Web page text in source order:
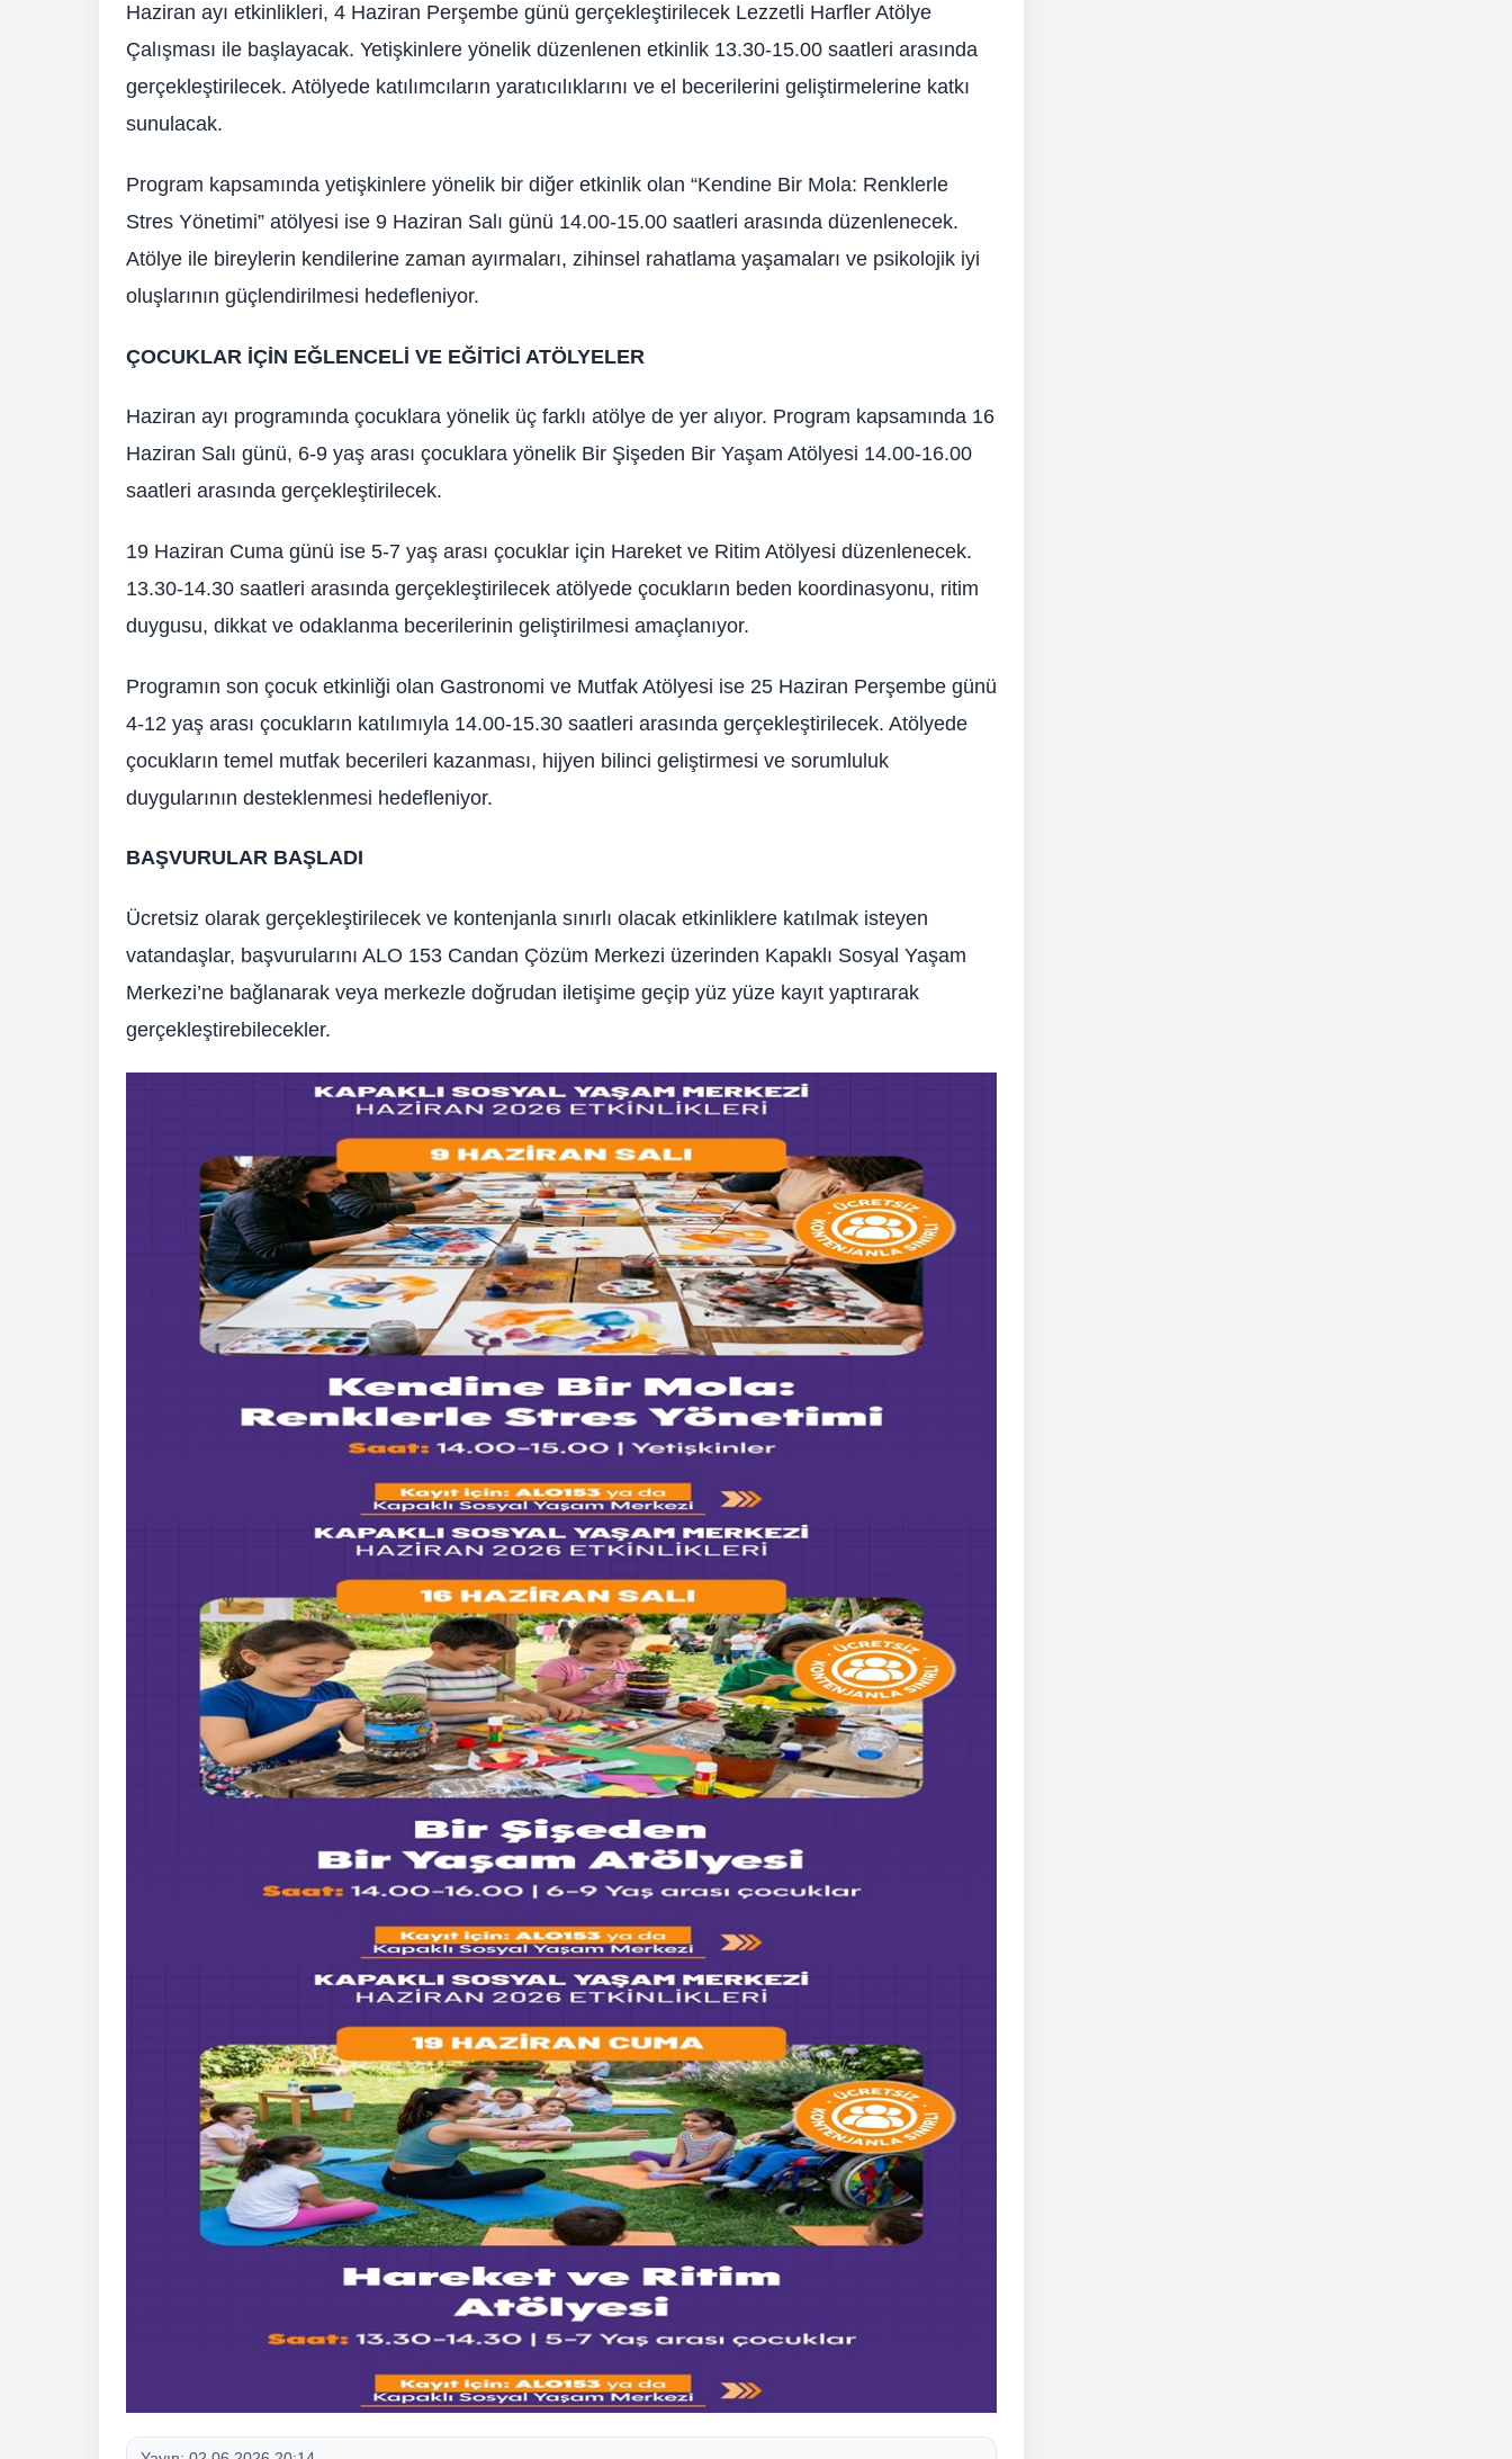
Haziran ayı etkinlikleri, 4 Haziran Perşembe günü gerçekleştirilecek Lezzetli Harfler Atölye
Çalışması ile başlayacak. Yetişkinlere yönelik düzenlenen etkinlik 13.30-15.00 saatleri arasında
gerçekleştirilecek. Atölyede katılımcıların yaratıcılıklarını ve el becerilerini geliştirmelerine katkı
sunulacak.
Program kapsamında yetişkinlere yönelik bir diğer etkinlik olan “Kendine Bir Mola: Renklerle
Stres Yönetimi” atölyesi ise 9 Haziran Salı günü 14.00-15.00 saatleri arasında düzenlenecek.
Atölye ile bireylerin kendilerine zaman ayırmaları, zihinsel rahatlama yaşamaları ve psikolojik iyi
oluşlarının güçlendirilmesi hedefleniyor.
ÇOCUKLAR İÇİN EĞLENCELİ VE EĞİTİCİ ATÖLYELER
Haziran ayı programında çocuklara yönelik üç farklı atölye de yer alıyor. Program kapsamında 16
Haziran Salı günü, 6-9 yaş arası çocuklara yönelik Bir Şişeden Bir Yaşam Atölyesi 14.00-16.00
saatleri arasında gerçekleştirilecek.
19 Haziran Cuma günü ise 5-7 yaş arası çocuklar için Hareket ve Ritim Atölyesi düzenlenecek.
13.30-14.30 saatleri arasında gerçekleştirilecek atölyede çocukların beden koordinasyonu, ritim
duygusu, dikkat ve odaklanma becerilerinin geliştirilmesi amaçlanıyor.
Programın son çocuk etkinliği olan Gastronomi ve Mutfak Atölyesi ise 25 Haziran Perşembe günü
4-12 yaş arası çocukların katılımıyla 14.00-15.30 saatleri arasında gerçekleştirilecek. Atölyede
çocukların temel mutfak becerileri kazanması, hijyen bilinci geliştirmesi ve sorumluluk
duygularının desteklenmesi hedefleniyor.
BAŞVURULAR BAŞLADI
Ücretsiz olarak gerçekleştirilecek ve kontenjanla sınırlı olacak etkinliklere katılmak isteyen
vatandaşlar, başvurularını ALO 153 Candan Çözüm Merkezi üzerinden Kapaklı Sosyal Yaşam
Merkezi’ne bağlanarak veya merkezle doğrudan iletişime geçip yüz yüze kayıt yaptırarak
gerçekleştirebilecekler.